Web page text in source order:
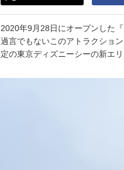
2020年9月28日にオープンした
過言でもないこのアトラクショ
定の東京ディズニーシーの新エ